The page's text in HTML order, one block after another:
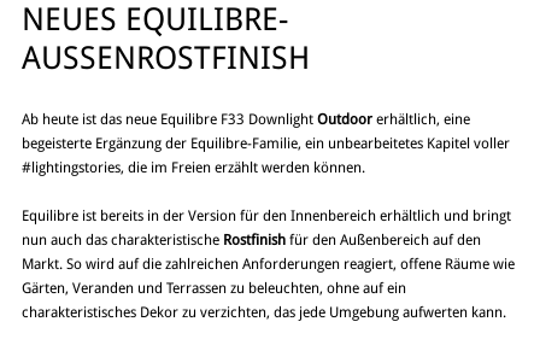
NEUES EQUILIBRE-
AUSSENROSTFINISH
Ab heute ist das neue Equilibre F33 Downlight Outdoorerhältlich, eine
begeisterte Ergänzung der Equilibre-Familie, ein unbearbeitetes Kapitel voller
#lightingstories, die im Freien erzählt werden können.
Equilibre ist bereits in der Version für den Innenbereich erhältlich und bringt
nun auch das charakteristische Rostfinishfür den Außenbereich auf den
Markt. So wird auf die zahlreichen Anforderungen reagiert, offene Räume wie
Gärten, Veranden und Terrassen zu beleuchten, ohne auf ein
charakteristisches Dekor zu verzichten, das jede Umgebung aufwerten kann.